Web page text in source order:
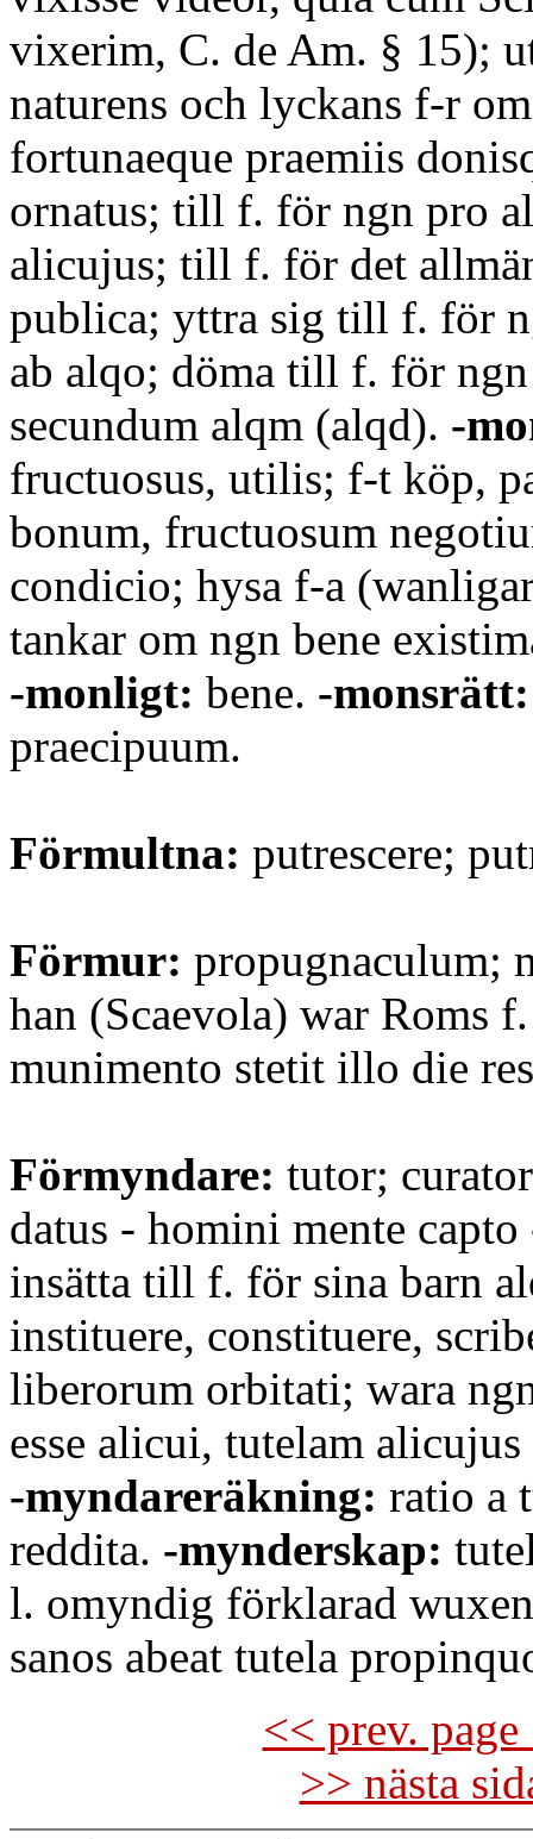
vixerim, C. de Am. § 15);
naturens och lyckans f-r
fortunaeque praemiis
ornatus; till f. för ngn pro
alicujus; till f. för det
publica; yttra sig till f. för
ab alqo; döma till f. för
secundum alqm (alqd). -
fructuosus, utilis; f-t köp,
bonum, fructuosum
condicio; hysa f-a
tankar om ngn bene
-monligt: bene. -monsrätt:
praecipuum.
Förmultna: putrescere;
Förmur: propugnaculum;
han (Scaevola) war Roms
munimento stetit illo die
Förmyndare: tutor;
datus - homini mente
insätta till f. för sina barn
instituere, constituere,
liberorum orbitati; wara
esse alicui, tutelam alicujus
-myndareräkning: ratio a
reddita. -mynderskap:
l. omyndig förklarad
sanos abeat tutela
<< prev.
>> nästa